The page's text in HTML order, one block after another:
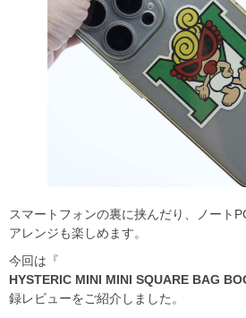
スマートフォンの裏に挟んだり、ノート
アレンジも楽しめます。
今回は『
HYSTERIC MINI MINI SQUARE BAG
録レビューをご紹介しました。